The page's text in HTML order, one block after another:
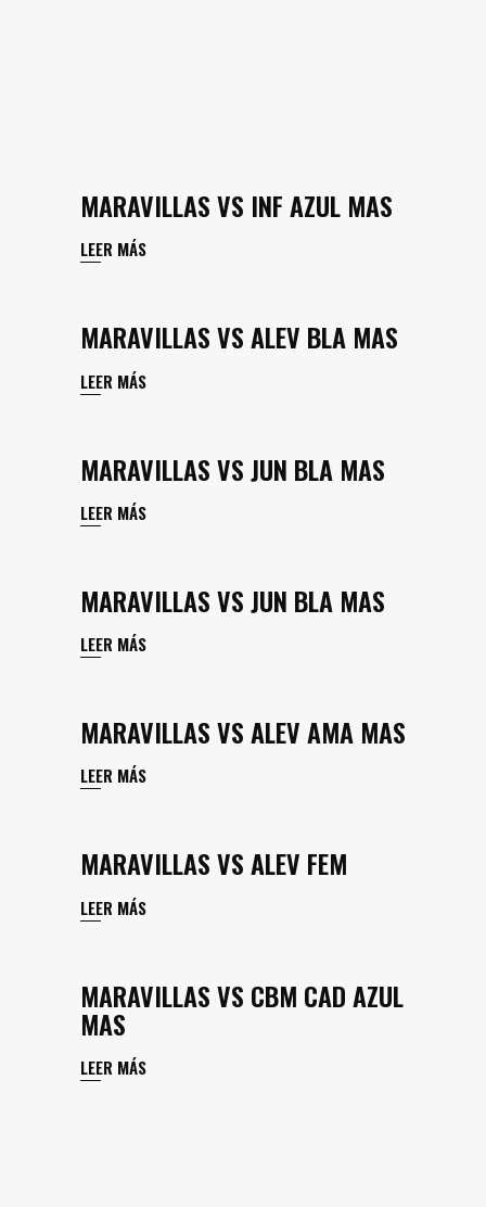
MARAVILLAS VS INF AZUL MAS
LEER MÁS
MARAVILLAS VS ALEV BLA MAS
LEER MÁS
MARAVILLAS VS JUN BLA MAS
LEER MÁS
MARAVILLAS VS JUN BLA MAS
LEER MÁS
MARAVILLAS VS ALEV AMA MAS
LEER MÁS
MARAVILLAS VS ALEV FEM
LEER MÁS
MARAVILLAS VS CBM CAD AZUL
MAS
LEER MÁS